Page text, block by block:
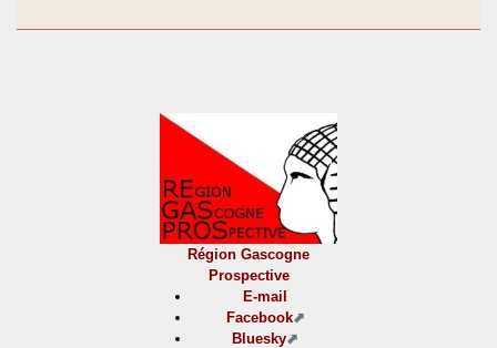
Région Gascogne
Prospective
E-mail
Facebook
Bluesky